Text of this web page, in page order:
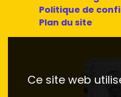
€/m², suivant
Proximité Saint-Lys
généreuses,
3 700 à 4
prestations(espaces
Politique de
Plan du site
Ce site web